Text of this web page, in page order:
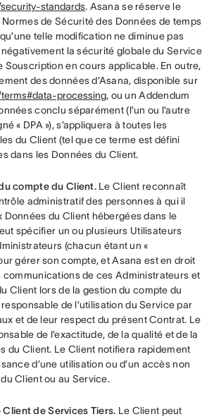
standards. Asana se réserve le
de Sécurité des Données de temps
telle modification ne diminue pas
la sécurité globale du Service
Souscription en cours applicable. En outre,
l’Addendum de traitement des données d’Asana, disponible sur
processing, ou un Addendum
conclu séparément (l’un ou l’autre
« DPA »), s’appliquera à toutes les
du Client (tel que ce terme est défini
dans les Données du Client.
compte du Client. Le Client reconnaît
administratif des personnes à qui il
Données du Client hébergées dans le
spécifier un ou plusieurs Utilisateurs
(chacun étant un «
gérer son compte, et Asana est en droit
communications de ces Administrateurs et
Client lors de la gestion du compte du
de l’utilisation du Service par
et de leur respect du présent Contrat. Le
de l’exactitude, de la qualité et de la
du Client. Le Client notifiera rapidement
d’une utilisation ou d’un accès non
Client ou au Service.
de Services Tiers. Le Client peut